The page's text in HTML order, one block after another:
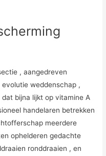
, aangedreven
weddenschap ,
bijna lijkt op vitamine A
handelaren betrekken
meerdere
ophelderen gedachte
ronddraaien , en